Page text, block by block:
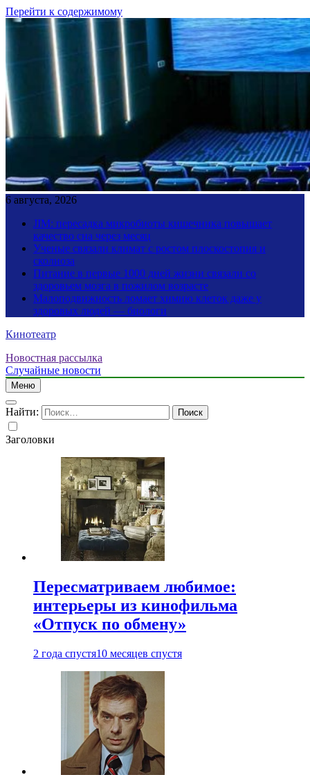
Перейти к содержимому
6 августа, 2026
JIM: пересадка микробиоты кишечника повышает
качество сна через месяц
Ученые связали климат с ростом плоскостопия и
сколиоза
Питание в первые 1000 дней жизни связали со
здоровьем мозга в пожилом возрасте
Малоподвижность ломает химию клеток даже у
здоровых людей — биологи
Кинотеатр
Новостная рассылка
Случайные новости
Меню
Найти:
Заголовки
Пересматриваем любимое:
интерьеры из кинофильма
«Отпуск по обмену»
2 года спустя10 месяцев спустя